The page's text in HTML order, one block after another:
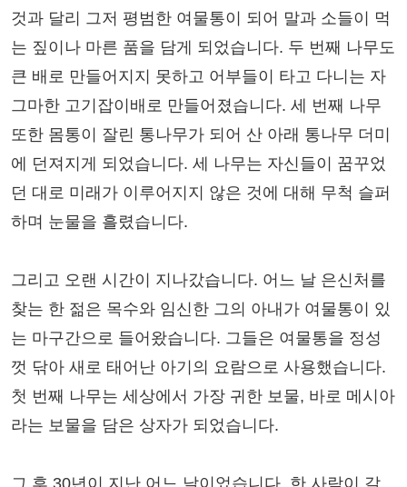
것과 달리 그저 평범한 여물통이 되어 말과 소들이 먹
는 짚이나 마른 품을 담게 되었습니다. 두 번째 나무도
큰 배로 만들어지지 못하고 어부들이 타고 다니는 자
그마한 고기잡이배로 만들어졌습니다. 세 번째 나무
또한 몸통이 잘린 통나무가 되어 산 아래 통나무 더미
에 던져지게 되었습니다. 세 나무는 자신들이 꿈꾸었
던 대로 미래가 이루어지지 않은 것에 대해 무척 슬퍼
하며 눈물을 흘렸습니다.
그리고 오랜 시간이 지나갔습니다. 어느 날 은신처를
찾는 한 젊은 목수와 임신한 그의 아내가 여물통이 있
는 마구간으로 들어왔습니다. 그들은 여물통을 정성
껏 닦아 새로 태어난 아기의 요람으로 사용했습니다.
첫 번째 나무는 세상에서 가장 귀한 보물, 바로 메시아
라는 보물을 담은 상자가 되었습니다.